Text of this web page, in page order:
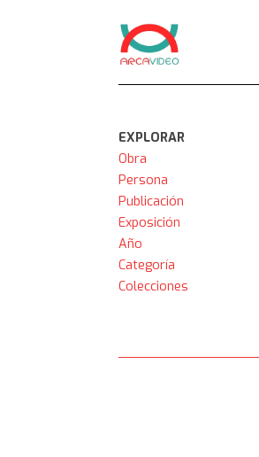
EXPLORAR
Obra
Persona
Publicación
Exposición
Año
Categoría
Colecciones